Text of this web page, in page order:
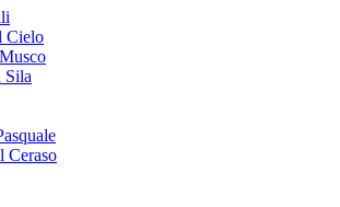
Cielo
Sila
Ceraso